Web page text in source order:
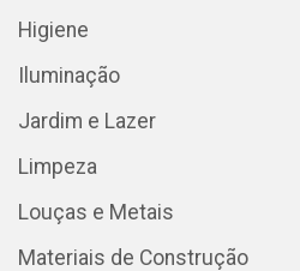
Higiene
Iluminação
Jardim e Lazer
Limpeza
Louças e Metais
Materiais de Construção